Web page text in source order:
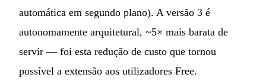
automática em segundo plano). A versão 3 é
autonomamente arquitetural, ~5× mais barata de
servir — foi esta redução de custo que tornou
possível a extensão aos utilizadores Free.